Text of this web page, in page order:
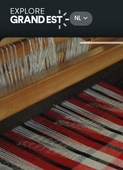
NL
Kijk je ogen uit in de Grand Est